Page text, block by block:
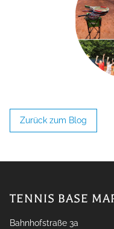
Zurück zum Blog
TENNIS BASE
Bahnhofstraße 3a